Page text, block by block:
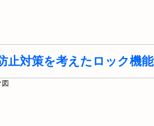
止対策を考えたロック機能